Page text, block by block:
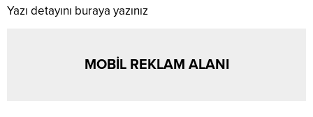
Yazı detayını buraya yazınız
MOBİL REKLAM ALANI